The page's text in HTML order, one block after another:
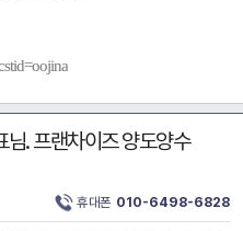
. 프랜차이즈 양도양수
휴대폰 010-6498-6828